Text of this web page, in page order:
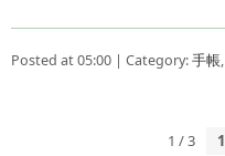
Posted at 05:00 | Category:手帳,
1 / 3 1